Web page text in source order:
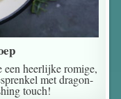
een heerlijke romige,
met dragon-
touch!